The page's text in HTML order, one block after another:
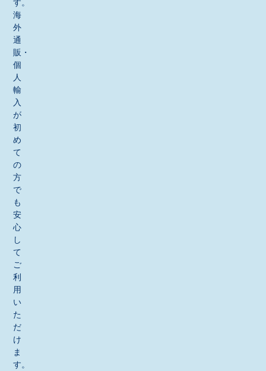
海
外
通
販・
個
人
輸
入
が
初
め
て
の
方
で
も
安
心
し
て
ご
利
用
い
た
だ
け
ま
す。